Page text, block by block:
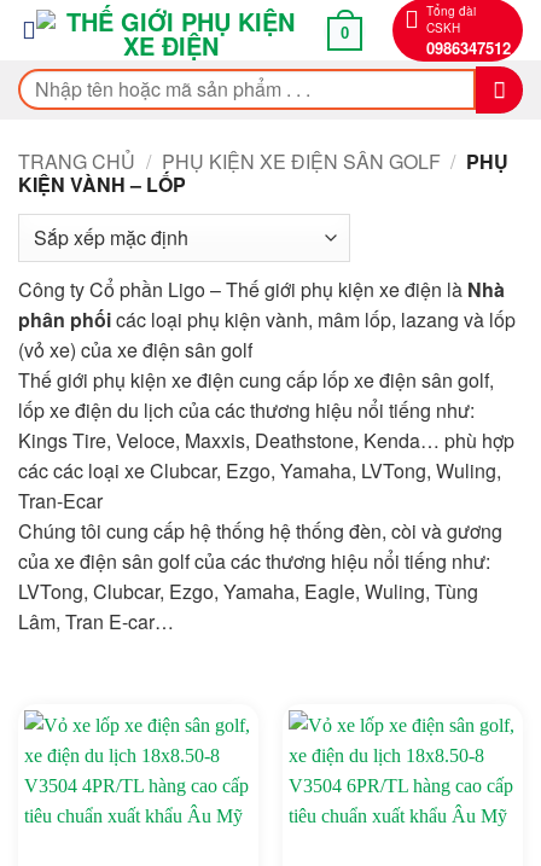
qua
nội
dung
0
Tổng đài
CSKH
0986347512
Tìm
kiếm:
TRANG CHỦ / PHỤ KIỆN XE ĐIỆN SÂN GOLF / PHỤ
KIỆN VÀNH – LỐP
Công ty Cổ phần Ligo – Thế giới phụ kiện xe điện là Nhà
phân phốicác loại phụ kiện vành, mâm lốp, lazang và lốp
(vỏ xe) của xe điện sân golf
Thế giới phụ kiện xe điện cung cấp lốp xe điện sân golf,
lốp xe điện du lịch của các thương hiệu nổi tiếng như:
Kings Tire, Veloce, Maxxis, Deathstone, Kenda… phù hợp
các các loại xe Clubcar, Ezgo, Yamaha, LVTong, Wuling,
Tran-Ecar
Chúng tôi cung cấp hệ thống hệ thống đèn, còi và gương
của xe điện sân golf của các thương hiệu nổi tiếng như:
LVTong, Clubcar, Ezgo, Yamaha, Eagle, Wuling, Tùng
Lâm, Tran E-car…
On sale